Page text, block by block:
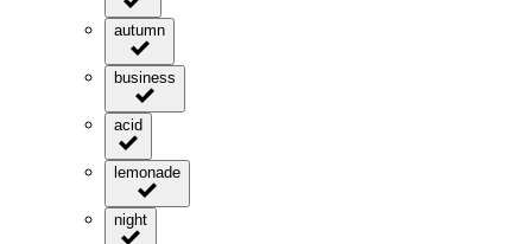
autumn
business
acid
lemonade
night